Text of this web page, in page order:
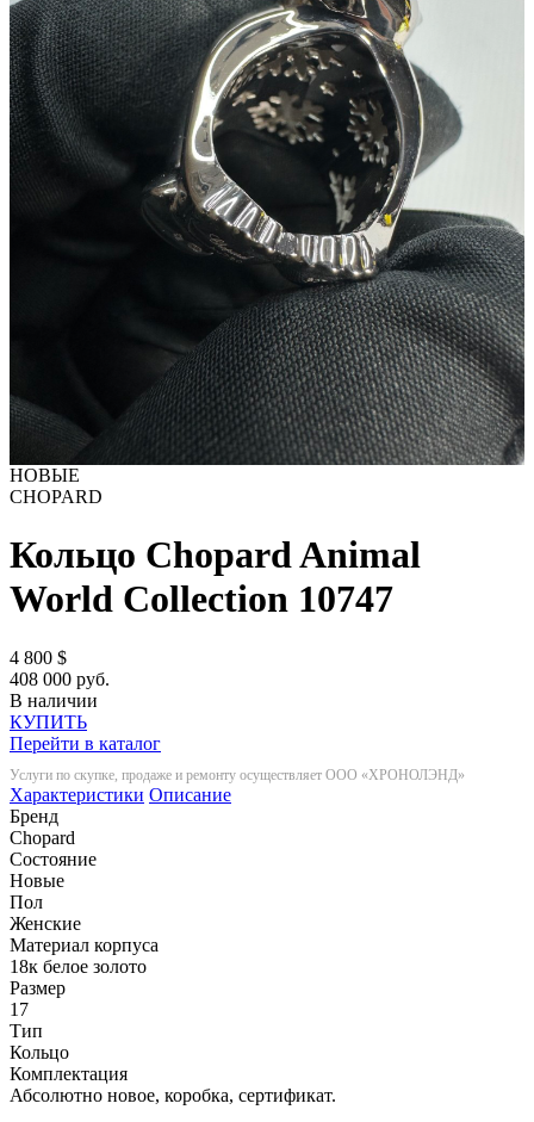
НОВЫЕ
CHOPARD
Кольцо Chopard Animal
World Collection 10747
4 800 $
408 000 руб.
В наличии
КУПИТЬ
Перейти в каталог
Услуги по скупке, продаже и ремонту осуществляет ООО «ХРОНОЛЭНД»
Характеристики Описание
Бренд
Chopard
Состояние
Новые
Пол
Женские
Материал корпуса
18к белое золото
Размер
17
Тип
Кольцо
Комплектация
Абсолютно новое, коробка, сертификат.